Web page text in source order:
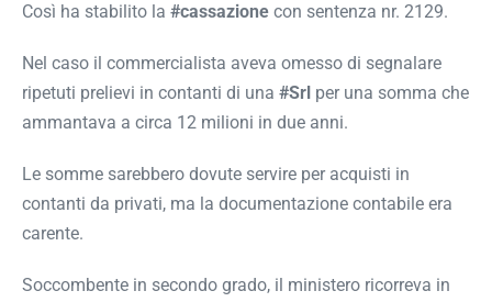
Così ha stabilito la #cassazione con sentenza nr. 2129.
Nel caso il commercialista aveva omesso di segnalare
ripetuti prelievi in contanti di una #Srl per una somma che
ammantava a circa 12 milioni in due anni.
Le somme sarebbero dovute servire per acquisti in
contanti da privati, ma la documentazione contabile era
carente.
Soccombente in secondo grado, il ministero ricorreva in